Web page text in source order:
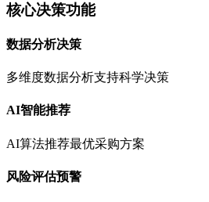
核心决策功能
数据分析决策
多维度数据分析支持科学决策
AI智能推荐
AI算法推荐最优采购方案
风险评估预警